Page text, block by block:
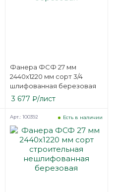
Фанера ФСФ 27 мм
2440х1220 мм сорт 3/4
шлифованная березовая
3 677 ₽/лист
Есть в наличии
Арт.: 100392